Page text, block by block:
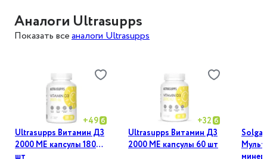
Аналоги Ultrasupps
Показать все аналоги Ultrasupps
+49
Ultrasupps Витамин Д3
2000 МЕ капсулы 180
шт
+32
Ultrasupps Витамин Д3
2000 МЕ капсулы 60 шт
Solgar